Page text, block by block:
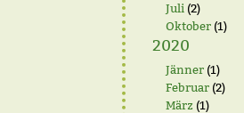
Juli (2)
Oktober(1)
2020
Jänner(1)
Februar(2)
März (1)